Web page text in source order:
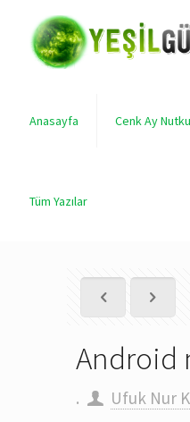
Anasayfa Cenk Ay Nutku
Tüm Yazılar
Android
. Ufuk Nur